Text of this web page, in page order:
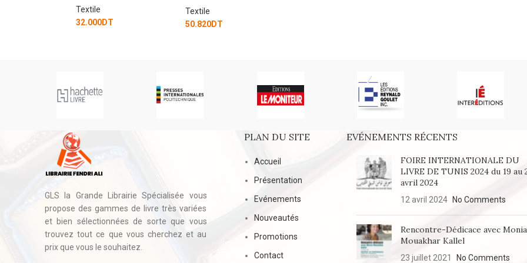
Textile
32.000DT
Textile
50.820DT
GLS la Grande Librairie Spécialisée vous
propose des gammes de livre très variées
et bien sélectionnées de sorte que vous
trouvez tout ce que vous cherchez et au
prix que vous le souhaitez.
PLAN DU SITE
Accueil
Présentation
Evénements
Nouveautés
Promotions
Contact
EVÉNEMENTS RÉCENTS
FOIRE INTERNATIONALE DU
LIVRE DE TUNIS 2024 du 19 au
avril 2024
12 avril 2024 No Comments
Rencontre-Dédicace avec Monia
Mouakhar Kallel
23 juillet 2021 No Comments